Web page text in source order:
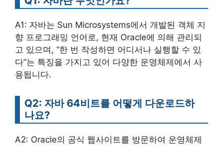
A1: 자바는 Sun Microsystems에서 개발된 객체 지
향 프로그래밍 언어로, 현재 Oracle에 의해 관리되
고 있으며, “한 번 작성하면 어디서나 실행할 수 있
다”는 특징을 가지고 있어 다양한 운영체제에서 사
용됩니다.
Q2: 자바 64비트를 어떻게 다운로드하
나요?
A2: Oracle의 공식 웹사이트를 방문하여 운영체제